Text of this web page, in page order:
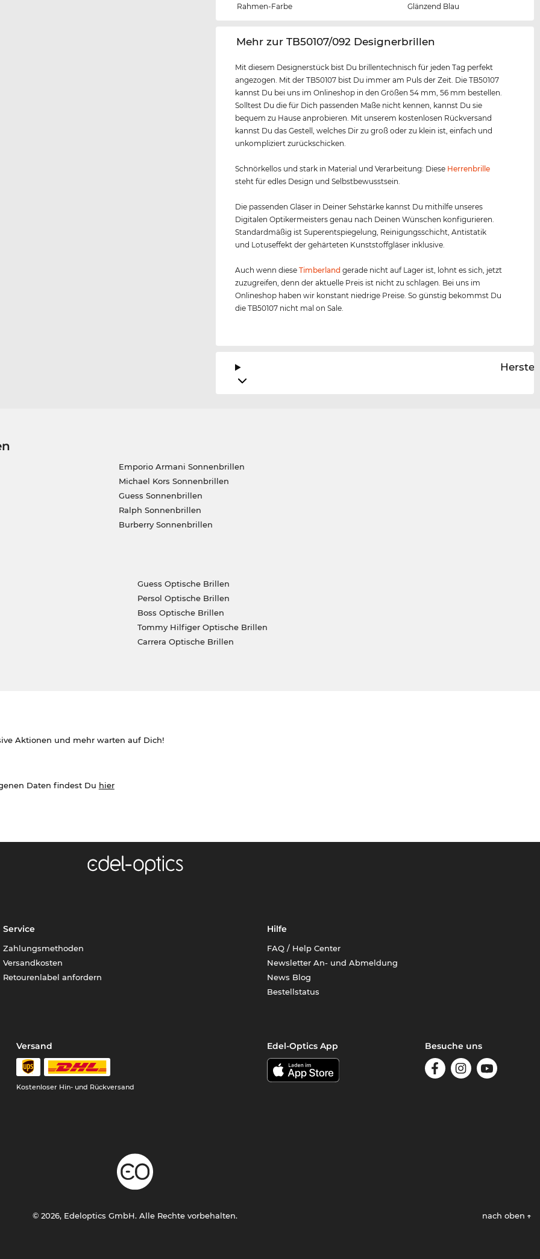
Rahmen-Farbe
Glänzend Blau
‌Mehr zur TB50107/092 Designerbrillen
Mit diesem Designerstück bist Du brillentechnisch für jeden Tag perfekt
angezogen. Mit der TB50107 bist Du immer am Puls der Zeit. Die TB50107
kannst Du bei uns im Onlineshop in den Größen 54 mm, 56 mm bestellen.
Solltest Du die für Dich passenden Maße nicht kennen, kannst Du sie
bequem zu Hause anprobieren. Mit unserem kostenlosen Rückversand
kannst Du das Gestell, welches Dir zu groß oder zu klein ist, einfach und
unkompliziert zurückschicken.
Schnörkellos und stark in Material und Verarbeitung: Diese Herrenbrille
steht für edles Design und Selbstbewusstsein.
Die passenden Gläser in Deiner Sehstärke kannst Du mithilfe unseres
Digitalen Optikermeisters genau nach Deinen Wünschen konfigurieren.
Standardmäßig ist Superentspiegelung, Reinigungsschicht, Antistatik
und Lotuseffekt der gehärteten Kunststoffgläser inklusive.
Auch wenn dieseTimberland gerade nicht auf Lager ist, lohnt es sich, jetzt
zuzugreifen, denn der aktuelle Preis ist nicht zu schlagen. Bei uns im
Onlineshop haben wir konstant niedrige Preise. So günstig bekommst Du
die TB50107 nicht mal on Sale.
Emporio Armani Sonnenbrillen
Michael Kors Sonnenbrillen
Guess Sonnenbrillen
Ralph Sonnenbrillen
Burberry Sonnenbrillen
Guess Optische Brillen
Persol Optische Brillen
Boss Optische Brillen
Tommy Hilfiger Optische Brillen
Carrera Optische Brillen
Aktionen und mehr warten auf Dich!
Daten findest Du hier
Service
Zahlungsmethoden
Versandkosten
Retourenlabel anfordern
Hilfe
FAQ / Help Center
Newsletter An- und Abmeldung
News Blog
Bestellstatus
Versand
Kostenloser Hin- und Rückversand
Edel-Optics App Besuche uns
© 2026, Edeloptics GmbH. Alle Rechte vorbehalten. nach oben